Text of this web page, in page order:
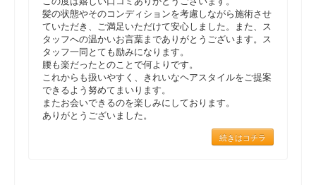
髪の状態やそのコンディションを考慮しながら施術させ
ていただき、ご満足いただけて安心しました。また、ス
タッフへの温かいお言葉までありがとうございます。ス
タッフ一同とても励みになります。
腰も楽だったとのことで何よりです。
これからも扱いやすく、きれいなヘアスタイルをご提案
できるよう努めてまいります。
またお会いできるのを楽しみにしております。
ありがとうございました。
続きはコチラ